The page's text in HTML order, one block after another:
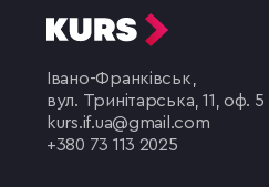
Івано-Франківськ,
вул. Тринітарська, 11, оф. 5
kurs.if.ua@gmail.com
+380 73 113 2025